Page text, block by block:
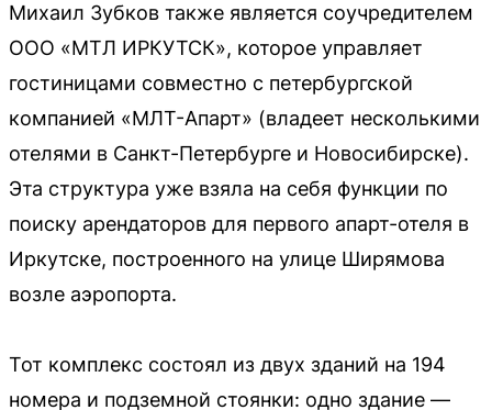
Михаил Зубков также является соучредителем
ООО «МТЛ ИРКУТСК», которое управляет
гостиницами совместно с петербургской
компанией «МЛТ-Апарт» (владеет несколькими
отелями в Санкт-Петербурге и Новосибирске).
Эта структура уже взяла на себя функции по
поиску арендаторов для первого апарт-отеля в
Иркутске, построенного на улице Ширямова
возле аэропорта.
Тот комплекс состоял из двух зданий на 194
номера и подземной стоянки: одно здание —